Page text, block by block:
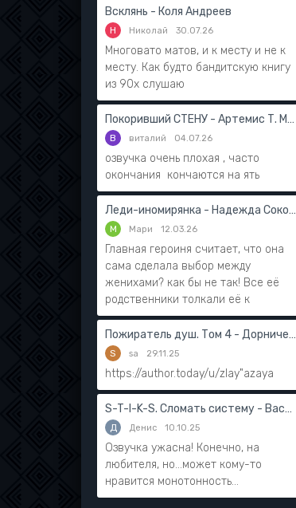
Всклянь - Коля Андреев
Н Николай 30.07.26
Многовато матов, и к месту и не к
месту. Как будто бандитскую книгу
из 90х слушаю
Покоривший СТЕНУ - Артемис Т. Мантикор
В виталий 04.07.26
озвучка очень плохая , часто
окончания кончаются на ять
Леди-иномирянка - Надежда Соколова
М Мари 12.03.26
Главная героиня считает, что она
сама сделала выбор между
женихами? как бы не так! Все её
родственники толкали её к
Пожиратель душ. Том 4 - Дорничев Дмитрий
S sa 29.11.25
https://author.today/u/zlay"azaya
S-T-I-K-S. Сломать систему - Василий Мушинский
Д Денис 10.10.25
Озвучка ужасна! Конечно, на
любителя, но...может кому-то
нравится монотонность...